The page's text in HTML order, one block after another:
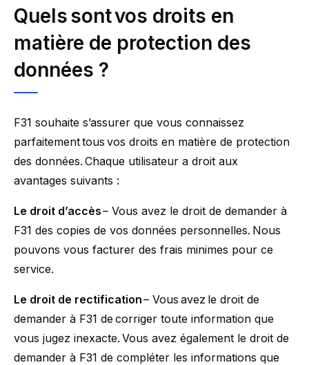
Quels sont vos droits en
matière de protection des
données ?
F31 souhaite s’assurer que vous connaissez
parfaitement tous vos droits en matière de protection
des données. Chaque utilisateur a droit aux
avantages suivants :
Le droit d’accès– Vous avez le droit de demander à
F31 des copies de vos données personnelles. Nous
pouvons vous facturer des frais minimes pour ce
service.
Le droit de rectification– Vous avez le droit de
demander à F31 de corriger toute information que
vous jugez inexacte. Vous avez également le droit de
demander à F31 de compléter les informations que